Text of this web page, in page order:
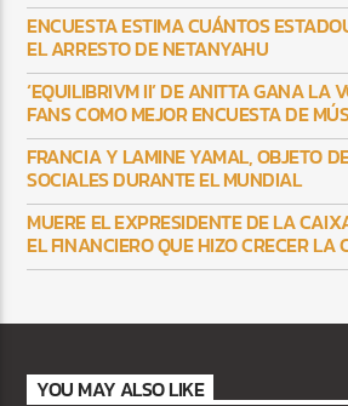
ENCUESTA ESTIMA CUÁNTOS
EL ARRESTO DE NETANYAHU
‘EQUILIBRIVM II’ DE ANITTA GANA LA
FANS COMO MEJOR ENCUESTA DE
FRANCIA Y LAMINE YAMAL, OBJETO
SOCIALES DURANTE EL MUNDIAL
MUERE EL EXPRESIDENTE DE LA
EL FINANCIERO QUE HIZO CRECER LA
YOU MAY ALSO LIKE